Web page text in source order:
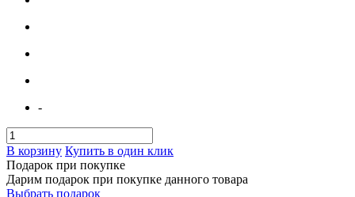
-
В корзину Купить в один клик
Подарок при покупке
Дарим подарок при покупке данного товара
Выбрать подарок